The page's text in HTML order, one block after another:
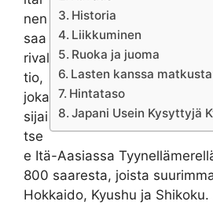
Historia
Liikkuminen
Ruoka ja juoma
Lasten kanssa
Hintataso
Japani Usein Kysyttyjä
nen
saa
rival
tio,
joka
sijai
tse
e Itä-Aasiassa
800 saaresta, joista
Hokkaido, Kyushu ja